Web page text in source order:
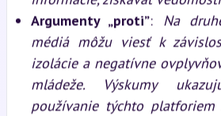
Argumenty „proti”: Na
médiá môžu viesť k
izolácie a negatívne
mládeže. Výskumy
používanie týchto